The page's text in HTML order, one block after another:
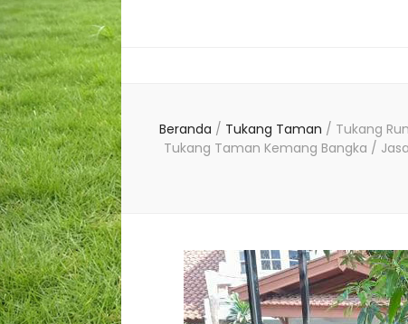
Beranda / Tukang Taman / Tukang
Tukang Taman Kemang Bangka /